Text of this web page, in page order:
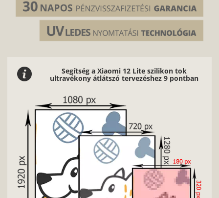
Segítség a Xiaomi 12 Lite szilikon tok
ultravékony átlátszó tervezéshez 9 pontban